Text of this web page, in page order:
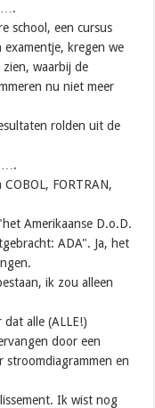
school, een cursus
kregen we
waarbij de
nu niet meer
rolden uit de
FORTRAN,
Amerikaanse D.o.D.
ADA". Ja, het
ik zou alleen
alle (ALLE!)
door een
stroomdiagrammen en
Ik wist nog